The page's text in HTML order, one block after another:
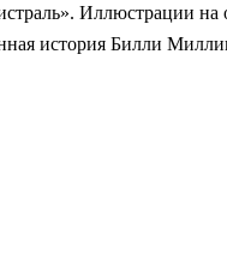
Иллюстрации на
история Билли